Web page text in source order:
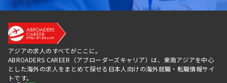
アジアの求人のすべてがここに。
ABROADERS CAREER（アブローダーズキャリア）は、東南アジアを中心
とした海外の求人をまとめて探せる日本人向けの海外就職・転職情報サイ
トです。